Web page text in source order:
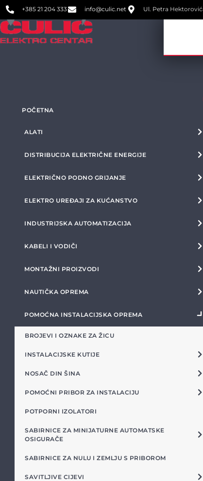
+385 21 204 333 info@culic.net Ul. Petra
POČETNA
ALATI
DISTRIBUCIJA ELEKTRIČNE ENERGIJE
ELEKTRIČNO PODNO GRIJANJE
ELEKTRO UREĐAJI ZA KUĆANSTVO
INDUSTRIJSKA AUTOMATIZACIJA
KABELI I VODIČI
MONTAŽNI PROIZVODI
NAUTIČKA OPREMA
POMOĆNA INSTALACIJSKA OPREMA
BROJEVI I OZNAKE ZA ŽICU
INSTALACIJSKE KUTIJE
NOSAČ DIN ŠINA
POMOĆNI PRIBOR ZA INSTALACIJU
POTPORNI IZOLATORI
SABIRNICE ZA MINIJATURNE AUTOMATSKE
OSIGURAČE
SABIRNICE ZA NULU I ZEMLJU S PRIBOROM
SAVITLJIVE CIJEVI